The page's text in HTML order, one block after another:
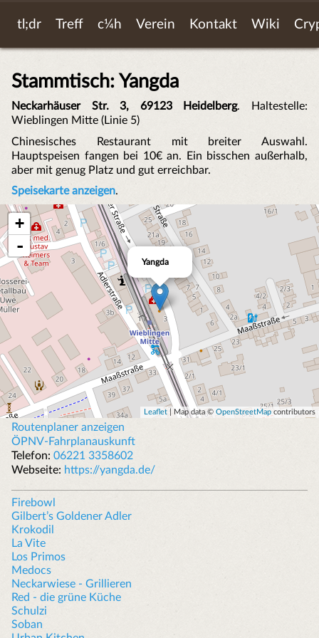
tl;dr Treff c¼h Verein Kontakt Wiki
Stammtisch: Yangda
Neckarhäuser Str. 3, 69123 Heidelberg. Haltestelle:
Wieblingen Mitte (Linie 5)
Chinesisches Restaurant mit breiter Auswahl.
Hauptspeisen fangen bei 10€ an. Ein bisschen außerhalb,
aber mit genug Platz und gut erreichbar.
Speisekarte anzeigen.
Yangda
+
-
Leaflet| Map data © OpenStreetMap contributors
Routenplaner anzeigen
ÖPNV-Fahrplanauskunft
Telefon: 06221 3358602
Webseite: https://yangda.de/
Firebowl
Gilbert’s Goldener Adler
Krokodil
La Vite
Los Primos
Medocs
Neckarwiese - Grillieren
Red - die grüne Küche
Schulzi
Soban